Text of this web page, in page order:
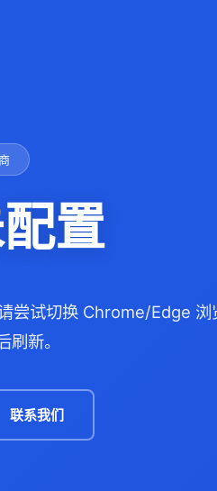
置
尝试切换 Chrome/Edge 浏
刷新。
联系我们